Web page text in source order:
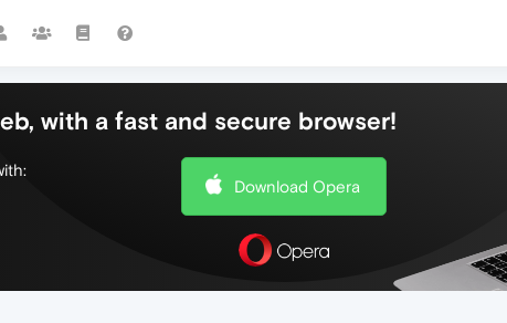
with a fast and secure browser!
Download Opera